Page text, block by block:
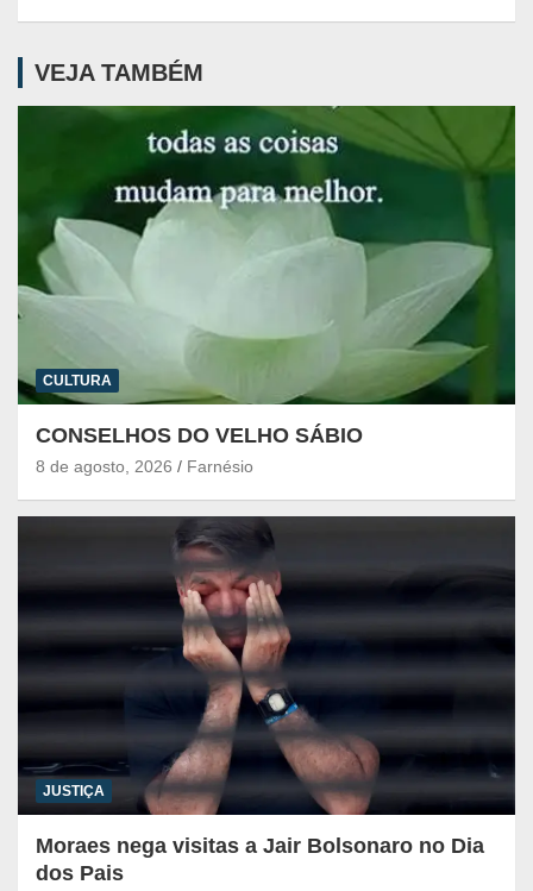
VEJA TAMBÉM
CULTURA
CONSELHOS DO VELHO SÁBIO
8 de agosto, 2026 Farnésio
JUSTIÇA
Moraes nega visitas a Jair Bolsonaro no Dia
dos Pais